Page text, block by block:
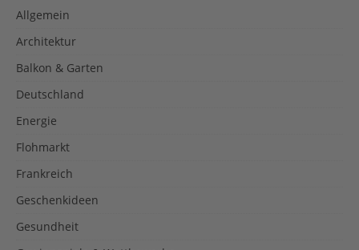
Allgemein
Architektur
Balkon & Garten
Deutschland
Energie
Flohmarkt
Frankreich
Geschenkideen
Gesundheit